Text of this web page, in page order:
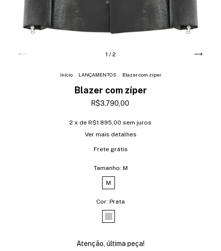
1 / 2
Início LANÇAMENTOS Blazer com zíper
Blazer com zíper
R$3.790,00
2 x de R$1.895,00 sem juros
Ver mais detalhes
Frete grátis
Tamanho: M
M
Cor: Prata
Atenção, última peça!